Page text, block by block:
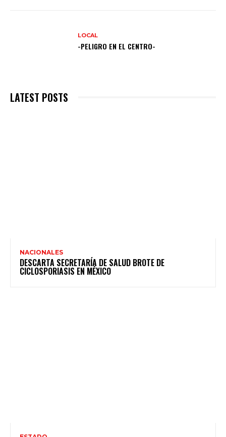
LOCAL
-PELIGRO EN EL CENTRO-
LATEST POSTS
NACIONALES
DESCARTA SECRETARÍA DE SALUD BROTE DE
CICLOSPORIASIS EN MÉXICO